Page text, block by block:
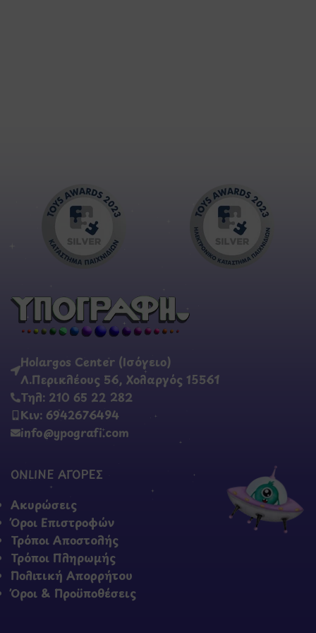
Holargos Center (Ισόγειο)
Λ.Περικλέους 56, Χολαργός 15561
Τηλ: 210 65 22 282
Κιν: 6942676494
info@ypografi.com
ONLINE ΑΓΟΡΕΣ
Ακυρώσεις
Όροι Επιστροφών
Τρόποι Αποστολής
Τρόποι Πληρωμής
Πολιτική Απορρήτου
Όροι & Προϋποθέσεις